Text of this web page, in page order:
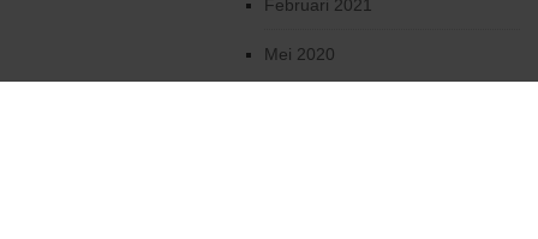
Februari 2021
Mei 2020